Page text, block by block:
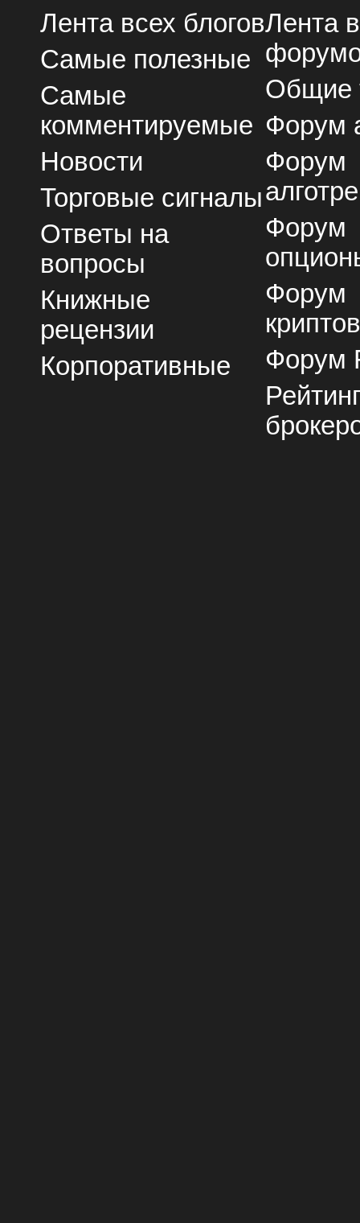
Лента всех блогов
Самые полезные
Самые
комментируемые
Новости
Торговые сигналы
Ответы на
вопросы
Книжные
рецензии
Корпоративные
Лента
Общие
Форум
Форум
Форум
Форум
Форум